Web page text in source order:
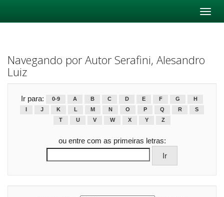
Navegando por Autor Serafini, Alesandro
Luiz
Ir para: 0-9 A B C D E F G
H
J K L M N O P Q R
S
T
U V W X Y Z
ou entre com as primeiras letras: